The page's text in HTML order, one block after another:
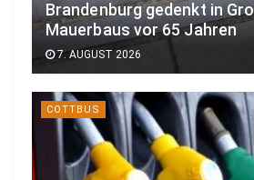
Brandenburg gedenkt in
Mauerbaus vor 65 Jahren
7. AUGUST 2026
COTTBUS